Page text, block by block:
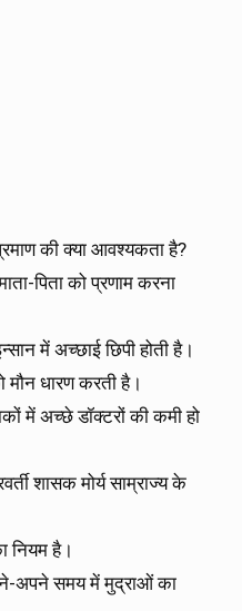
की क्या आवश्यकता है?
पिता को प्रणाम करना
में अच्छाई छिपी होती है।
मौन धारण करती है।
में अच्छे डॉक्टरों की कमी हो
शासक मोर्य साम्राज्य के
नियम है।
अपने समय में मुद्राओं का